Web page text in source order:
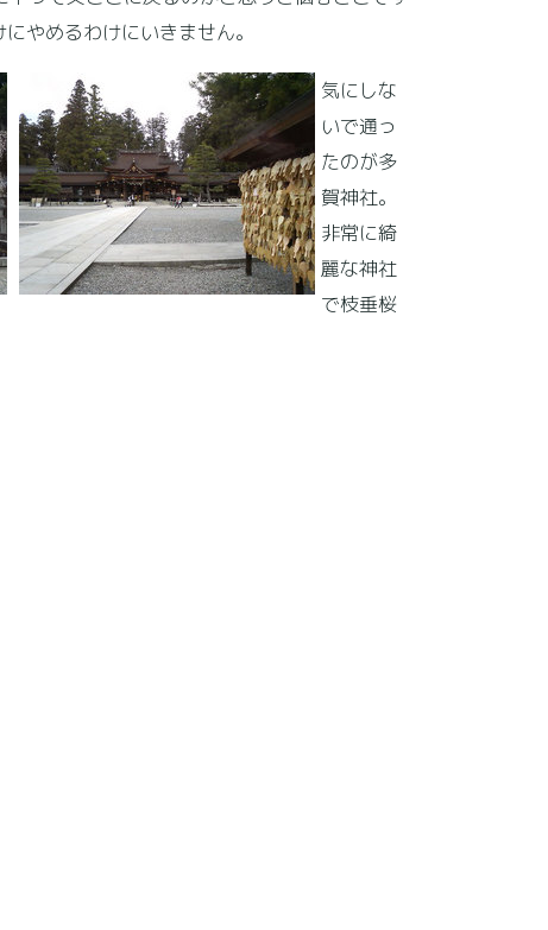
やめるわけにいきません。
気にしな
いで通っ
たのが多
賀神社。
非常に綺
麗な神社
で枝垂桜